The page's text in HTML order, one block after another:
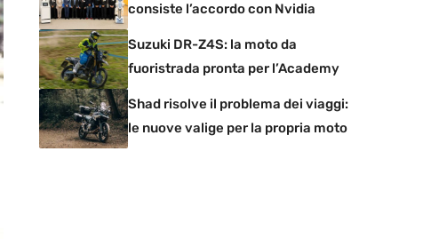
consiste l’accordo con Nvidia
Suzuki DR-Z4S: la moto da
fuoristrada pronta per l’Academy
Shad risolve il problema dei viaggi:
le nuove valige per la propria moto